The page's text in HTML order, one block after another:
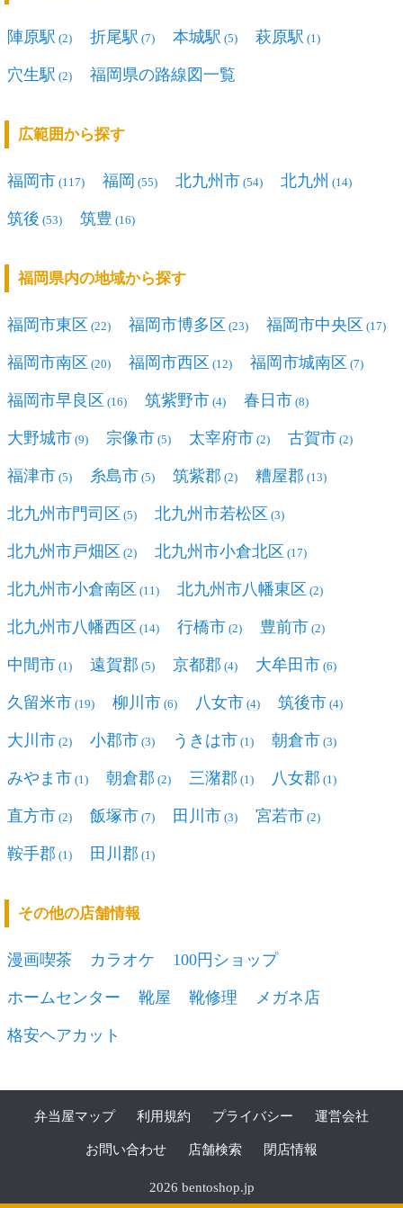
陣原駅 (2) 折尾駅 (7) 本城駅 (5) 萩原駅 (1)
穴生駅 (2) 福岡県の路線図一覧
広範囲から探す
福岡市 (117) 福岡 (55) 北九州市 (54) 北九州 (14)
筑後 (53) 筑豊 (16)
福岡県内の地域から探す
福岡市東区 (22) 福岡市博多区 (23) 福岡市中央区 (17)
福岡市南区 (20) 福岡市西区 (12) 福岡市城南区 (7)
福岡市早良区 (16) 筑紫野市 (4) 春日市 (8)
大野城市 (9) 宗像市 (5) 太宰府市 (2) 古賀市 (2)
福津市 (5) 糸島市 (5) 筑紫郡 (2) 糟屋郡 (13)
北九州市門司区 (5) 北九州市若松区 (3)
北九州市戸畑区 (2) 北九州市小倉北区 (17)
北九州市小倉南区 (11) 北九州市八幡東区 (2)
北九州市八幡西区 (14) 行橋市 (2) 豊前市 (2)
中間市 (1) 遠賀郡 (5) 京都郡 (4) 大牟田市 (6)
久留米市 (19) 柳川市 (6) 八女市 (4) 筑後市 (4)
大川市 (2) 小郡市 (3) うきは市 (1) 朝倉市 (3)
みやま市 (1) 朝倉郡 (2) 三潴郡 (1) 八女郡 (1)
直方市 (2) 飯塚市 (7) 田川市 (3) 宮若市 (2)
鞍手郡 (1) 田川郡 (1)
その他の店舗情報
漫画喫茶 カラオケ 100円ショップ
ホームセンター 靴屋 靴修理 メガネ店
格安ヘアカット
弁当屋マップ 利用規約 プライバシー 運営会社
お問い合わせ 店舗検索 閉店情報
2026 bentoshop.jp